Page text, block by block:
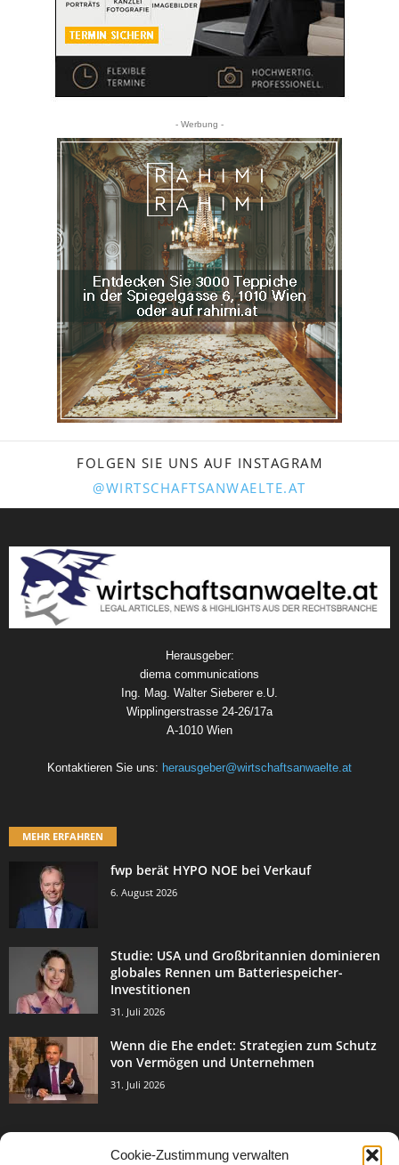
Cookie-Zustimmung verwalten
- Werbung -
FOLGEN SIE UNS AUF INSTAGRAM
@WIRTSCHAFTSANWAELTE.AT
Herausgeber:
diema communications
Ing. Mag. Walter Sieberer e.U.
Wipplingerstrasse 24-26/17a
A-1010 Wien
Kontaktieren Sie uns: herausgeber@wirtschaftsanwaelte.at
MEHR ERFAHREN
fwp berät HYPO NOE bei Verkauf
6. August 2026
Studie: USA und Großbritannien dominieren
globales Rennen um Batteriespeicher-
Investitionen
31. Juli 2026
Wenn die Ehe endet: Strategien zum Schutz
von Vermögen und Unternehmen
31. Juli 2026